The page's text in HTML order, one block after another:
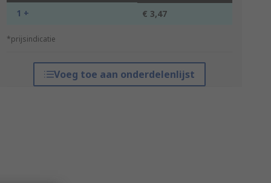
1 + € 3,47
*prijsindicatie
Voeg toe aan onderdelenlijst